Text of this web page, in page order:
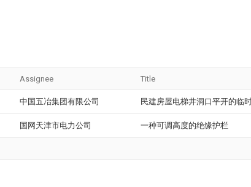
Assignee Title
中国五冶集团有限公司 民建房屋电梯井洞口平开的临
国网天津市电力公司 一种可调高度的绝缘护栏